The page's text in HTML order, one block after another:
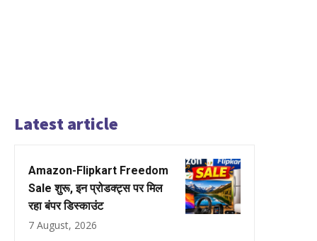
Latest article
Amazon-Flipkart Freedom
Sale शुरू, इन प्रोडक्ट्स पर मिल
रहा बंपर डिस्काउंट
7 August, 2026